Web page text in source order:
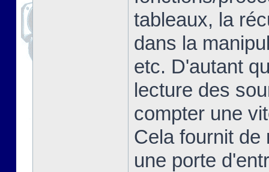
tableaux, la
dans la
etc. D'autant
lecture des
compter une
Cela fournit de
une porte